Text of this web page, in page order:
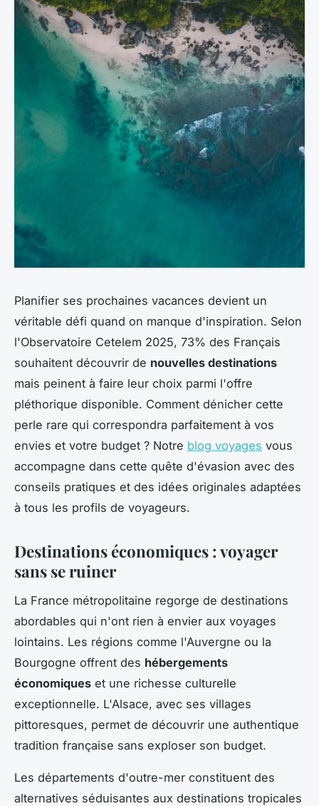
Planifier ses prochaines vacances devient un
véritable défi quand on manque d'inspiration. Selon
l'Observatoire Cetelem 2025, 73% des Français
souhaitent découvrir de nouvelles destinations
mais peinent à faire leur choix parmi l'offre
pléthorique disponible. Comment dénicher cette
perle rare qui correspondra parfaitement à vos
envies et votre budget ? Notre blog voyages vous
accompagne dans cette quête d'évasion avec des
conseils pratiques et des idées originales adaptées
à tous les profils de voyageurs.
Destinations économiques : voyager
sans se ruiner
La France métropolitaine regorge de destinations
abordables qui n'ont rien à envier aux voyages
lointains. Les régions comme l'Auvergne ou la
Bourgogne offrent des hébergements
économiques et une richesse culturelle
exceptionnelle. L'Alsace, avec ses villages
pittoresques, permet de découvrir une authentique
tradition française sans exploser son budget.
Les départements d'outre-mer constituent des
alternatives séduisantes aux destinations tropicales